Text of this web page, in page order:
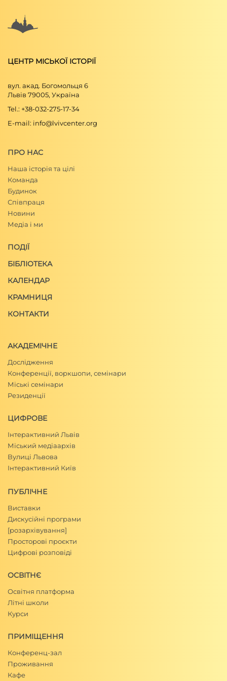
ЦЕНТР МІСЬКОЇ ІСТОРІЇ
вул. акад. Богомольця 6
Львів 79005, Україна
Tel.: +38-032-275-17-34
E-mail: info@lvivcenter.org
ПРО НАС
Наша історія та цілі
Команда
Будинок
Співпраця
Новини
Медіа і ми
ПОДІЇ
БІБЛІОТЕКА
КАЛЕНДАР
КРАМНИЦЯ
КОНТАКТИ
АКАДЕМІЧНЕ
Дослідження
Конференції, воркшопи, семінари
Міські семінари
Резиденції
ЦИФРОВЕ
Інтерактивний Львів
Міський медіаархів
Вулиці Львова
Інтерактивний Київ
ПУБЛІЧНЕ
Виставки
Дискусійні програми
[розархівування]
Просторові проєкти
Цифрові розповіді
ОСВІТНЄ
Освітня платформа
Літні школи
Курси
ПРИМІЩЕННЯ
Конференц-зал
Проживання
Кафе